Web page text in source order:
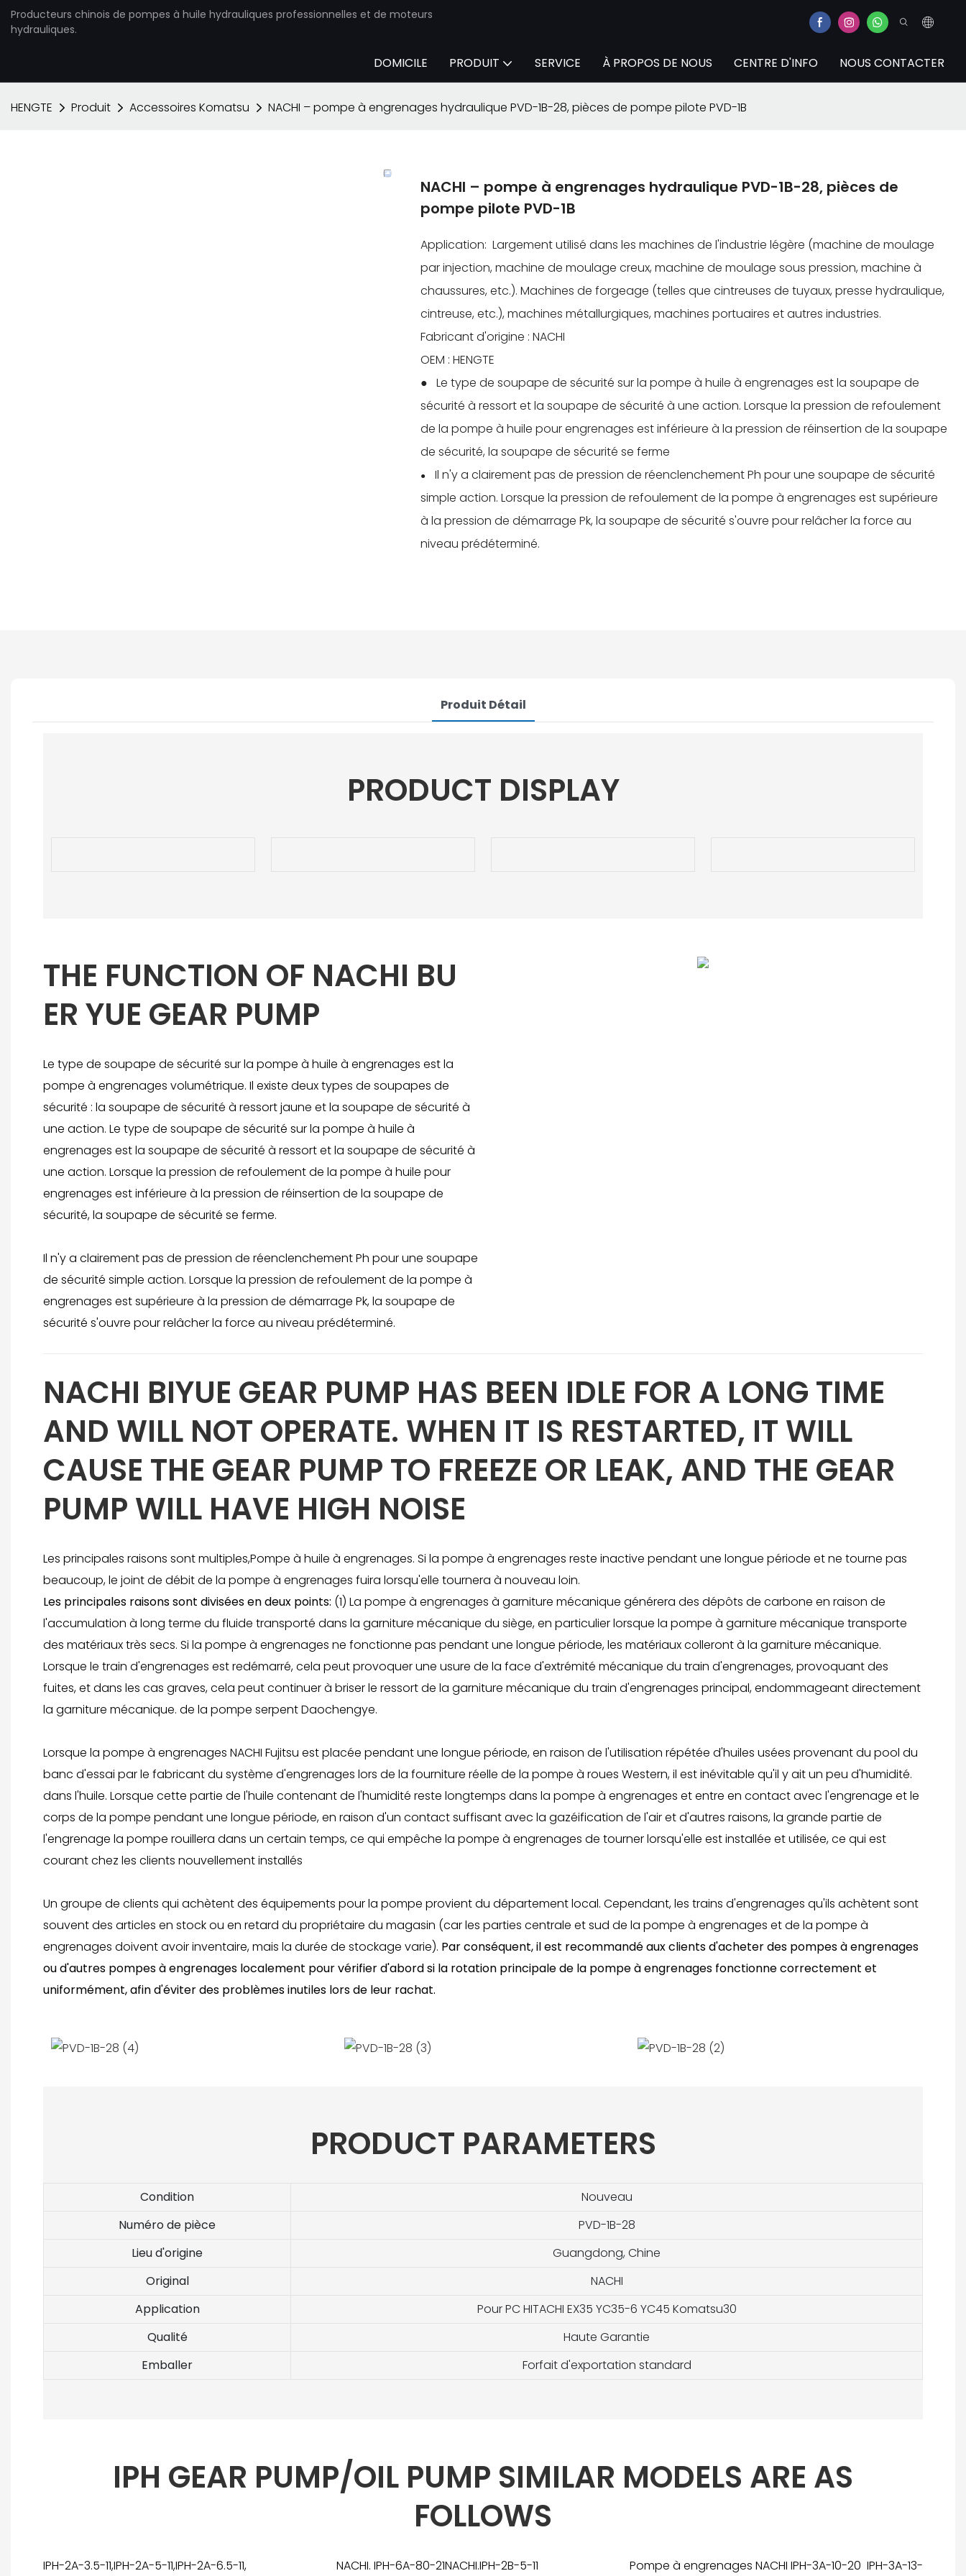
Producteurs chinois de pompes à huile hydrauliques professionnelles et de moteurs
hydrauliques.
DOMICILE PRODUIT SERVICE À PROPOS DE NOUS CENTRE D'INFO NOUS CONTACTER
HENGTE Produit Accessoires Komatsu NACHI – pompe à engrenages hydraulique PVD-1B-28, pièces de pompe pilote PVD-1B
NACHI – pompe à engrenages hydraulique PVD-1B-28, pièces de
pompe pilote PVD-1B
Application: Largement utilisé dans les machines de l'industrie légère (machine de moulage
par injection, machine de moulage creux, machine de moulage sous pression, machine à
chaussures, etc.). Machines de forgeage (telles que cintreuses de tuyaux, presse hydraulique,
cintreuse, etc.), machines métallurgiques, machines portuaires et autres industries.
Fabricant d'origine : NACHI
OEM : HENGTE
● Le type de soupape de sécurité sur la pompe à huile à engrenages est la soupape de
sécurité à ressort et la soupape de sécurité à une action. Lorsque la pression de refoulement
de la pompe à huile pour engrenages est inférieure à la pression de réinsertion de la soupape
de sécurité, la soupape de sécurité se ferme
●
Il n'y a clairement pas de pression de réenclenchement Ph pour une soupape de sécurité
simple action. Lorsque la pression de refoulement de la pompe à engrenages est supérieure
à la pression de démarrage Pk, la soupape de sécurité s'ouvre pour relâcher la force au
niveau prédéterminé.
Produit Détail
PRODUCT DISPLAY
THE FUNCTION OF NACHI BU
ER YUE GEAR PUMP
Le type de soupape de sécurité sur la pompe à huile à engrenages est la
pompe à engrenages volumétrique. Il existe deux types de soupapes de
sécurité : la soupape de sécurité à ressort jaune et la soupape de sécurité à
une action. Le type de soupape de sécurité sur la pompe à huile à
engrenages est la soupape de sécurité à ressort et la soupape de sécurité à
une action. Lorsque la pression de refoulement de la pompe à huile pour
engrenages est inférieure à la pression de réinsertion de la soupape de
sécurité, la soupape de sécurité se ferme.
Il n'y a clairement pas de pression de réenclenchement Ph pour une soupape
de sécurité simple action. Lorsque la pression de refoulement de la pompe à
engrenages est supérieure à la pression de démarrage Pk, la soupape de
sécurité s'ouvre pour relâcher la force au niveau prédéterminé.
NACHI BIYUE GEAR PUMP HAS BEEN IDLE FOR A LONG TIME
AND WILL NOT OPERATE. WHEN IT IS RESTARTED, IT WILL
CAUSE THE GEAR PUMP TO FREEZE OR LEAK, AND THE GEAR
PUMP WILL HAVE HIGH NOISE
Les principales raisons sont multiples,Pompe à huile à engrenages. Si la pompe à engrenages reste inactive pendant une longue période et ne tourne pas
beaucoup, le joint de débit de la pompe à engrenages fuira lorsqu'elle tournera à nouveau loin.
Les principales raisons sont divisées en deux points: (1) La pompe à engrenages à garniture mécanique générera des dépôts de carbone en raison de
l'accumulation à long terme du fluide transporté dans la garniture mécanique du siège, en particulier lorsque la pompe à garniture mécanique transporte
des matériaux très secs. Si la pompe à engrenages ne fonctionne pas pendant une longue période, les matériaux colleront à la garniture mécanique.
Lorsque le train d'engrenages est redémarré, cela peut provoquer une usure de la face d'extrémité mécanique du train d'engrenages, provoquant des
fuites, et dans les cas graves, cela peut continuer à briser le ressort de la garniture mécanique du train d'engrenages principal, endommageant directement
la garniture mécanique. de la pompe serpent Daochengye.
Lorsque la pompe à engrenages NACHI Fujitsu est placée pendant une longue période, en raison de l'utilisation répétée d'huiles usées provenant du pool du
banc d'essai par le fabricant du système d'engrenages lors de la fourniture réelle de la pompe à roues Western, il est inévitable qu'il y ait un peu d'humidité.
dans l'huile. Lorsque cette partie de l'huile contenant de l'humidité reste longtemps dans la pompe à engrenages et entre en contact avec l'engrenage et le
corps de la pompe pendant une longue période, en raison d'un contact suffisant avec la gazéification de l'air et d'autres raisons, la grande partie de
l'engrenage la pompe rouillera dans un certain temps, ce qui empêche la pompe à engrenages de tourner lorsqu'elle est installée et utilisée, ce qui est
courant chez les clients nouvellement installés
Un groupe de clients qui achètent des équipements pour la pompe provient du département local. Cependant, les trains d'engrenages qu'ils achètent sont
souvent des articles en stock ou en retard du propriétaire du magasin (car les parties centrale et sud de la pompe à engrenages et de la pompe à
engrenages doivent avoir inventaire, mais la durée de stockage varie). Par conséquent, il est recommandé aux clients d'acheter des pompes à engrenages
ou d'autres pompes à engrenages localement pour vérifier d'abord si la rotation principale de la pompe à engrenages fonctionne correctement et
uniformément, afin d'éviter des problèmes inutiles lors de leur rachat.
PRODUCT PARAMETERS
Condition
Nouveau
Numéro de pièce
PVD-1B-28
Lieu d'origine
Guangdong, Chine
Original
NACHI
Application
Pour PC HITACHI EX35 YC35-6 YC45 Komatsu30
Qualité
Haute Garantie
Emballer
Forfait d'exportation standard
IPH GEAR PUMP/OIL PUMP SIMILAR MODELS ARE AS
FOLLOWS
IPH-2A-3.5-11,IPH-2A-5-11,IPH-2A-6.5-11, NACHI. IPH-6A-80-21NACHI.IPH-2B-5-11 Pompe à engrenages NACHI IPH-3A-10-20 IPH-3A-13-